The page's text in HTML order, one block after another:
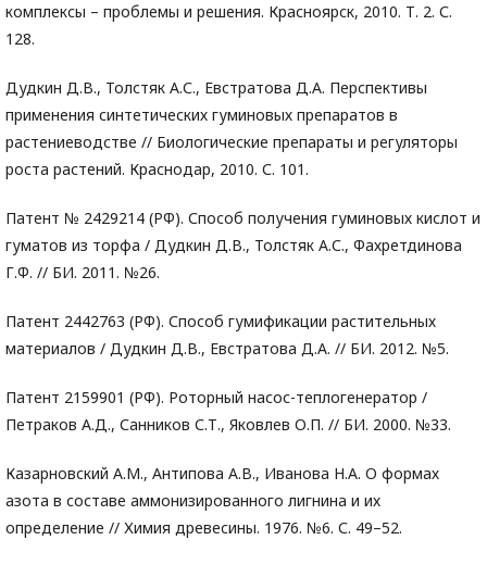
комплексы – проблемы и решения. Красноярск, 2010. Т. 2. С.
128.
Дудкин Д.В., Толстяк А.С., Евстратова Д.А. Перспективы
применения синтетических гуминовых препаратов в
растениеводстве // Биологические препараты и регуляторы
роста растений. Краснодар, 2010. С. 101.
Патент № 2429214 (РФ). Способ получения гуминовых кислот и
гуматов из торфа / Дудкин Д.В., Толстяк А.С., Фахретдинова
Г.Ф. // БИ. 2011. №26.
Патент 2442763 (РФ). Способ гумификации растительных
материалов / Дудкин Д.В., Евстратова Д.А. // БИ. 2012. №5.
Патент 2159901 (РФ). Роторный насос-теплогенератор /
Петраков А.Д., Санников С.Т., Яковлев О.П. // БИ. 2000. №33.
Казарновский А.М., Антипова А.В., Иванова Н.А. О формах
азота в составе аммонизированного лигнина и их
определение // Химия древесины. 1976. №6. С. 49–52.